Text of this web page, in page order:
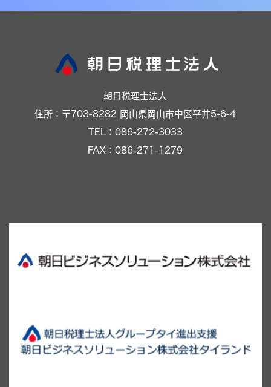
朝日税理士法人
住所：〒703-8282 岡山県岡山市中区平井5-6-4
TEL：086-272-3033
FAX：086-271-1279